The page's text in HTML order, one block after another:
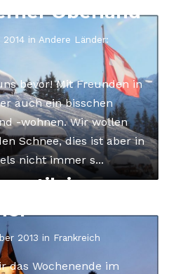
Oberland
in Andere Länder:
bevor! Mit Freunden in
auch ein bisschen
-wohnen. Wir wollen
Schnee, dies ist aber in
nicht immer s...
im
2013 in Frankreich
das Wochenende im